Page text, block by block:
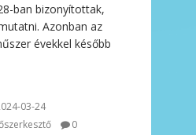
ban bizonyítottak,
Azonban az
évekkel később
03-24
0